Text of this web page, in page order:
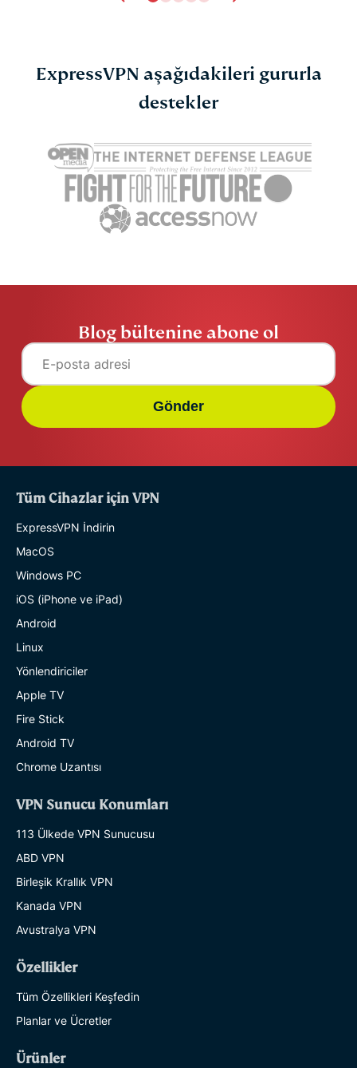
Bilmeniz gereken 10
ExpressVPN aşağıdakileri gururla
destekler
Blog bültenine abone ol
Gönder
Tüm Cihazlar için VPN
ExpressVPN İndirin
MacOS
Windows PC
iOS (iPhone ve iPad)
Android
Linux
Yönlendiriciler
Apple TV
Fire Stick
Android TV
Chrome Uzantısı
VPN Sunucu Konumları
113 Ülkede VPN Sunucusu
ABD VPN
Birleşik Krallık VPN
Kanada VPN
Avustralya VPN
Özellikler
Tüm Özellikleri Keşfedin
Planlar ve Ücretler
Ürünler